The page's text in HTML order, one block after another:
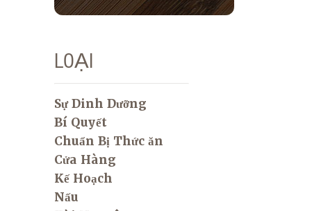
LOẠI
Sự Dinh Dưỡng
Bí Quyết
Chuẩn Bị Thức ăn
Cửa Hàng
Kế Hoạch
Nấu